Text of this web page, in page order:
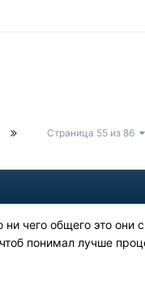
Страница 55 из 86
чего общего это они
понимал лучше